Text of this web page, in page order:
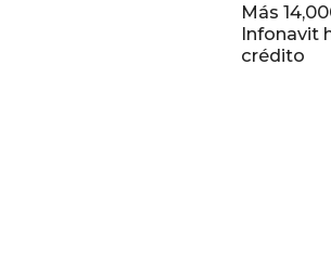
Más
Infonavit
crédito